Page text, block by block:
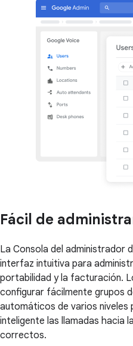
Fácil de
La Consola del administrador
interfaz intuitiva para
portabilidad y la facturación.
configurar fácilmente grupos
automáticos de varios niveles
inteligente las llamadas hacia
correctos.